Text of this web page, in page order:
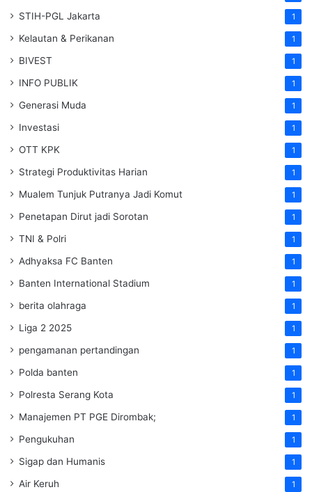
STIH-PGL Jakarta 1
Kelautan & Perikanan 1
BIVEST 1
INFO PUBLIK 1
Generasi Muda 1
Investasi 1
OTT KPK 1
Strategi Produktivitas Harian 1
Mualem Tunjuk Putranya Jadi Komut 1
Penetapan Dirut jadi Sorotan 1
TNI & Polri 1
Adhyaksa FC Banten 1
Banten International Stadium 1
berita olahraga 1
Liga 2 2025 1
pengamanan pertandingan 1
Polda banten 1
Polresta Serang Kota 1
Manajemen PT PGE Dirombak; 1
Pengukuhan 1
Sigap dan Humanis 1
Air Keruh 1